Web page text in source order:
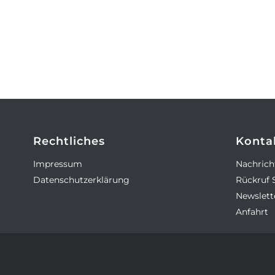
Rechtliches
Impressum
Datenschutzerklärung
Rückruf
Anfahrt